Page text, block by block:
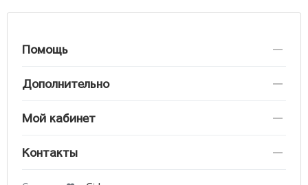
Помощь
Дополнительно
Мой кабинет
Контакты